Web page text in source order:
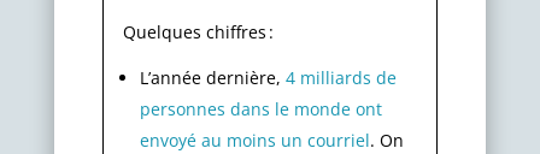
Quelques chiffres :
L’année dernière, 4 milliards de
personnes dans le monde ont
envoyé au moins un courriel. On